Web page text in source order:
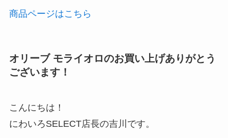
商品ページはこちら
オリーブ モライオロのお買い上げありがとう
ございます！
こんにちは！
にわいろSELECT店長の吉川です。